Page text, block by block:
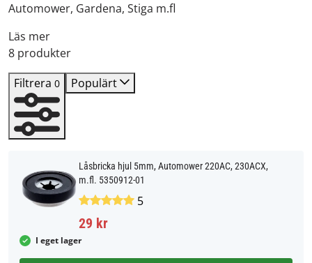
Automower, Gardena, Stiga m.fl
Läs mer
8 produkter
Filtrera 0 Populärt
Låsbricka hjul 5mm, Automower 220AC, 230ACX,
m.fl. 5350912-01
5
29 kr
I eget lager